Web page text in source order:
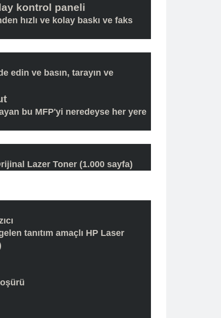
kontrol paneli
hızlı ve kolay baskı ve faks
edin ve basın, tarayın ve
bu MFP'yi neredeyse her yere
Lazer Toner (1.000 sayfa)
tanıtım amaçlı HP Laser